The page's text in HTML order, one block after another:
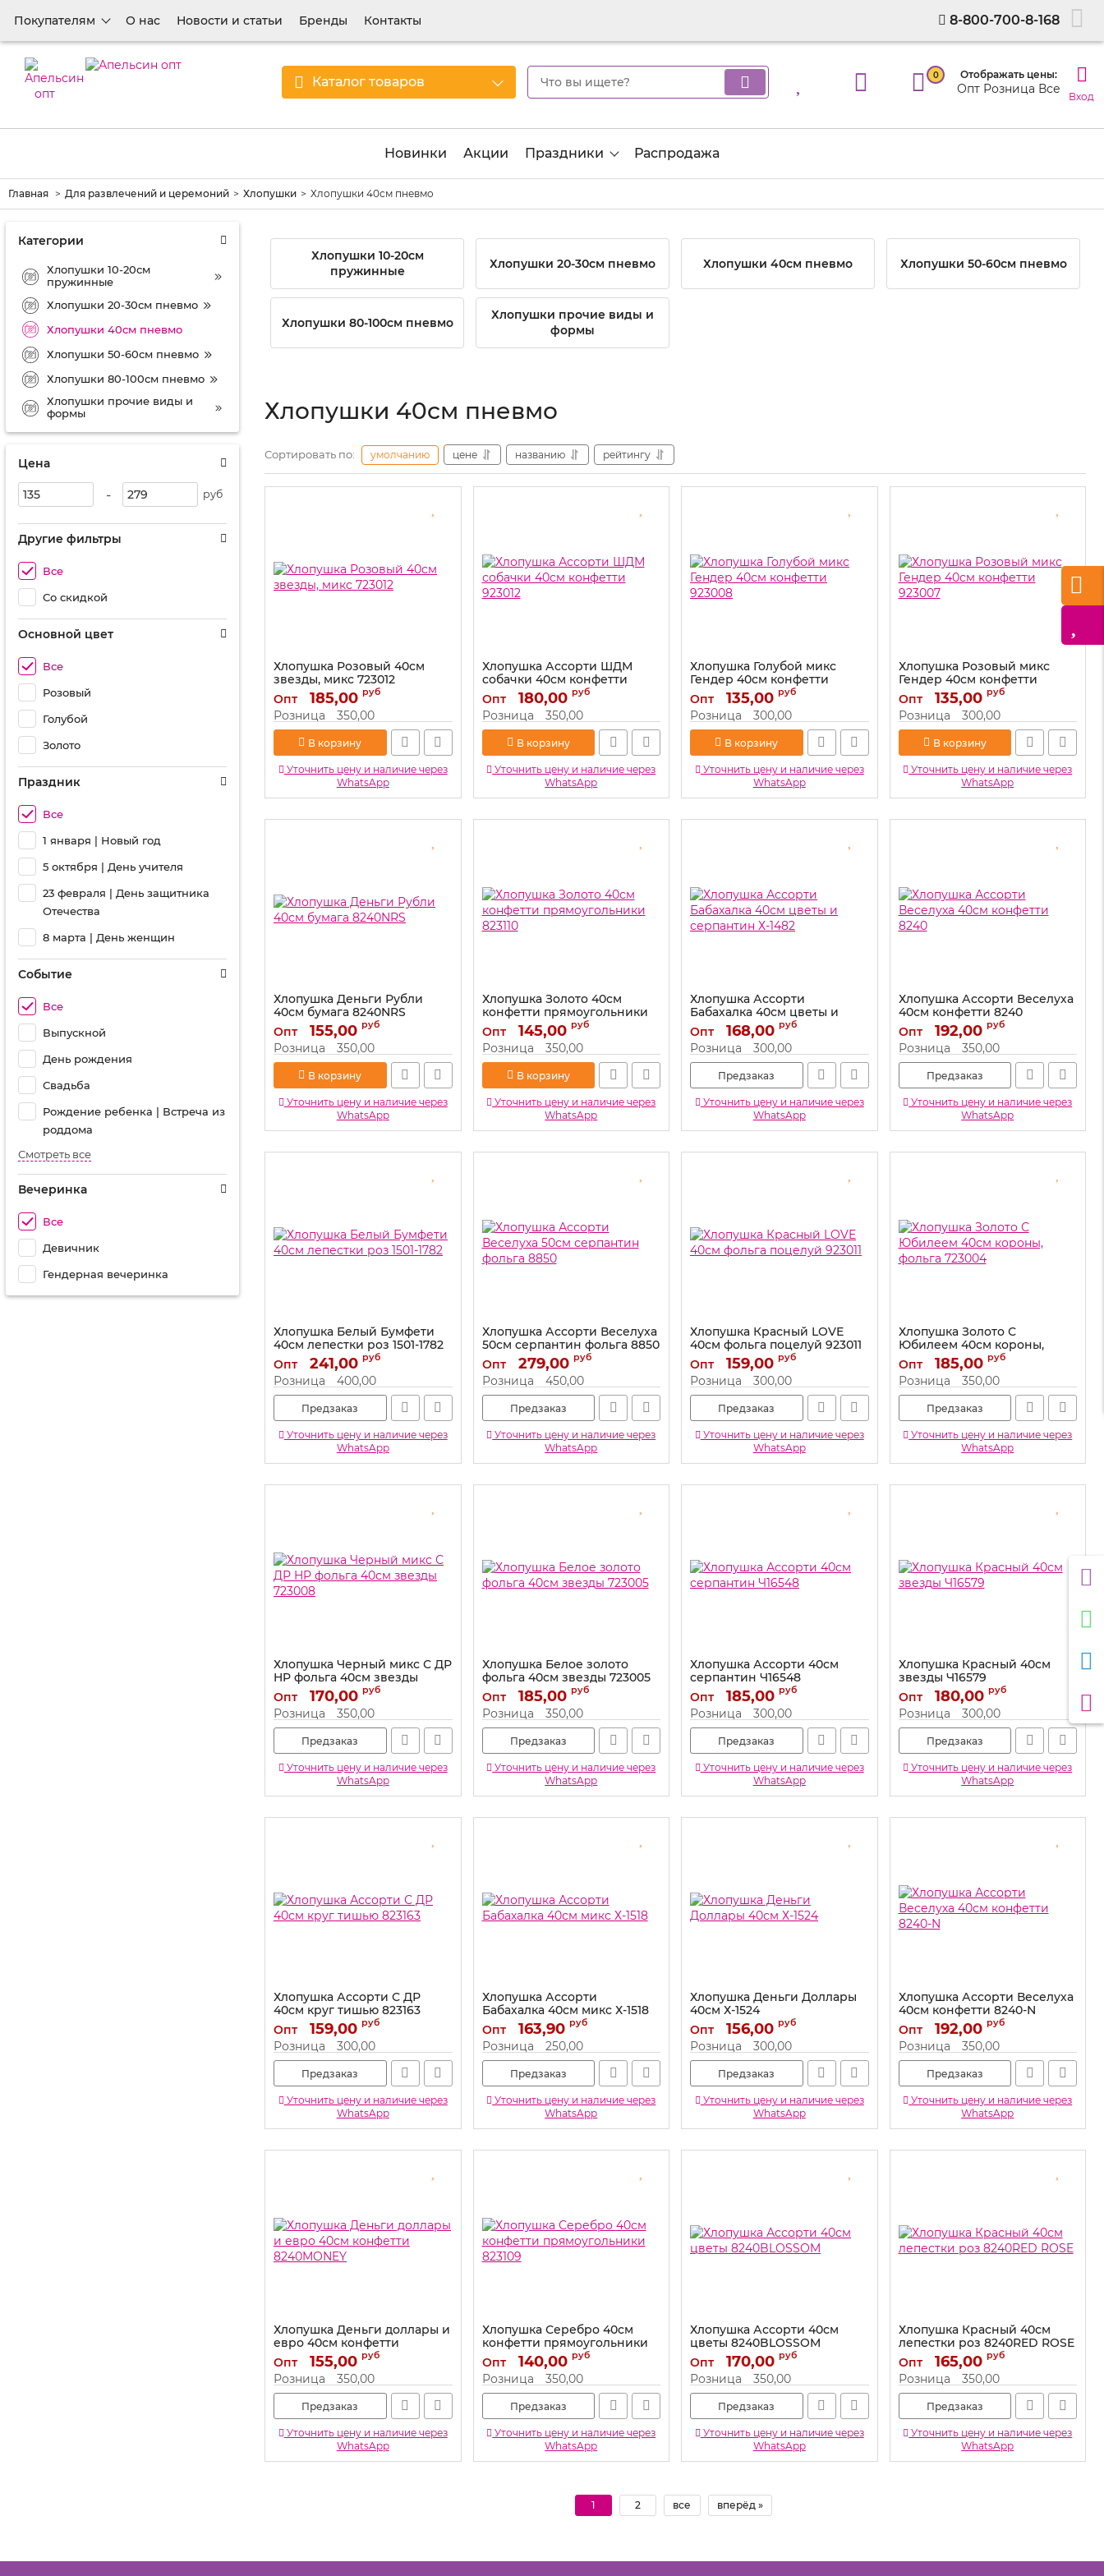
Покупателям О нас Новости и статьи Бренды Контакты 8-800-700-8-168
Каталог товаров 0 Отображать цены:
Опт Розница Все Вход
Новинки Акции Праздники Распродажа
Главная Для развлечений и церемоний Хлопушки Хлопушки 40см пневмо
Категории
Хлопушки 10-20см
пружинные
Хлопушки 20-30см пневмо
Хлопушки 40см пневмо
Хлопушки 50-60см пневмо
Хлопушки 80-100см пневмо
Хлопушки прочие виды и
формы
Цена
- руб
Другие фильтры
Все
Со скидкой
Основной цвет
Все
Розовый
Голубой
Золото
Праздник
Все
1 января | Новый год
5 октября | День учителя
23 февраля | День защитника
Отечества
8 марта | День женщин
Событие
Все
Выпускной
День рождения
Свадьба
Рождение ребенка | Встреча из
роддома
Смотреть все
Вечеринка
Все
Девичник
Гендерная вечеринка
Хлопушки 10-20см
пружинные
Хлопушки 20-30см пневмо Хлопушки 40см пневмо Хлопушки 50-60см пневмо
Хлопушки 80-100см пневмо
Хлопушки прочие виды и
формы
Хлопушки 40см пневмо
Сортировать по: умолчанию цене названию рейтингу
Хлопушка Розовый 40см
звезды, микс 723012
Артикул: 723012
Опт 185,00 руб
Розница 350,00
В корзину
Уточнить цену и наличие через
WhatsApp
Хлопушка Ассорти ШДМ
собачки 40см конфетти
923012
Артикул: 923012
Опт 180,00 руб
Розница 350,00
В корзину
Уточнить цену и наличие через
WhatsApp
Хлопушка Голубой микс
Гендер 40см конфетти
923008
Артикул: 923008
Опт 135,00 руб
Розница 300,00
В корзину
Уточнить цену и наличие через
WhatsApp
Хлопушка Розовый микс
Гендер 40см конфетти
923007
Артикул: 923007
Опт 135,00 руб
Розница 300,00
В корзину
Уточнить цену и наличие через
WhatsApp
Хлопушка Деньги Рубли
40см бумага 8240NRS
Артикул: 8240NRS
Опт 155,00 руб
Розница 350,00
В корзину
Уточнить цену и наличие через
WhatsApp
Хлопушка Золото 40см
конфетти прямоугольники
823110
Артикул: 823110
Опт 145,00 руб
Розница 350,00
В корзину
Уточнить цену и наличие через
WhatsApp
Хлопушка Ассорти
Бабахалка 40см цветы и
серпантин Х-1482
Артикул: Х-1482
Опт 168,00 руб
Розница 300,00
Предзаказ
Уточнить цену и наличие через
WhatsApp
Хлопушка Ассорти Веселуха
40см конфетти 8240
Артикул: 8240
Опт 192,00 руб
Розница 350,00
Предзаказ
Уточнить цену и наличие через
WhatsApp
Хлопушка Белый Бумфети
40см лепестки роз 1501-1782
Артикул: 1501-1782
Опт 241,00 руб
Розница 400,00
Предзаказ
Уточнить цену и наличие через
WhatsApp
Хлопушка Ассорти Веселуха
50см серпантин фольга 8850
Артикул: 8850
Опт 279,00 руб
Розница 450,00
Предзаказ
Уточнить цену и наличие через
WhatsApp
Хлопушка Красный LOVE
40см фольга поцелуй 923011
Артикул: 923011
Опт 159,00 руб
Розница 300,00
Предзаказ
Уточнить цену и наличие через
WhatsApp
Хлопушка Золото С
Юбилеем 40см короны,
фольга 723004
Артикул: 723004
Опт 185,00 руб
Розница 350,00
Предзаказ
Уточнить цену и наличие через
WhatsApp
Хлопушка Черный микс С ДР
HP фольга 40см звезды
723008
Артикул: 723008
Опт 170,00 руб
Розница 350,00
Предзаказ
Уточнить цену и наличие через
WhatsApp
Хлопушка Белое золото
фольга 40см звезды 723005
Артикул: 723005
Опт 185,00 руб
Розница 350,00
Предзаказ
Уточнить цену и наличие через
WhatsApp
Хлопушка Ассорти 40см
серпантин Ч16548
Артикул: Ч16548
Опт 185,00 руб
Розница 300,00
Предзаказ
Уточнить цену и наличие через
WhatsApp
Хлопушка Красный 40см
звезды Ч16579
Артикул: Ч16579
Опт 180,00 руб
Розница 300,00
Предзаказ
Уточнить цену и наличие через
WhatsApp
Хлопушка Ассорти С ДР
40см круг тишью 823163
Артикул: 823163
Опт 159,00 руб
Розница 300,00
Предзаказ
Уточнить цену и наличие через
WhatsApp
Хлопушка Ассорти
Бабахалка 40см микс Х-1518
Артикул: Х-1518
Опт 163,90 руб
Розница 250,00
Предзаказ
Уточнить цену и наличие через
WhatsApp
Хлопушка Деньги Доллары
40см Х-1524
Артикул: Х-1524
Опт 156,00 руб
Розница 300,00
Предзаказ
Уточнить цену и наличие через
WhatsApp
Хлопушка Ассорти Веселуха
40см конфетти 8240-N
Артикул: 8240-N
Опт 192,00 руб
Розница 350,00
Предзаказ
Уточнить цену и наличие через
WhatsApp
Хлопушка Деньги доллары и
евро 40см конфетти
8240MONEY
Артикул: 8240MONEY
Опт 155,00 руб
Розница 350,00
Предзаказ
Уточнить цену и наличие через
WhatsApp
Хлопушка Серебро 40см
конфетти прямоугольники
823109
Артикул: 823109
Опт 140,00 руб
Розница 350,00
Предзаказ
Уточнить цену и наличие через
WhatsApp
Хлопушка Ассорти 40см
цветы 8240BLOSSOM
Артикул: 8240BLOSSOM
Опт 170,00 руб
Розница 350,00
Предзаказ
Уточнить цену и наличие через
WhatsApp
Хлопушка Красный 40см
лепестки роз 8240RED ROSE
Артикул: 8240RED ROSE
Опт 165,00 руб
Розница 350,00
Предзаказ
Уточнить цену и наличие через
WhatsApp
1 2 все вперёд »